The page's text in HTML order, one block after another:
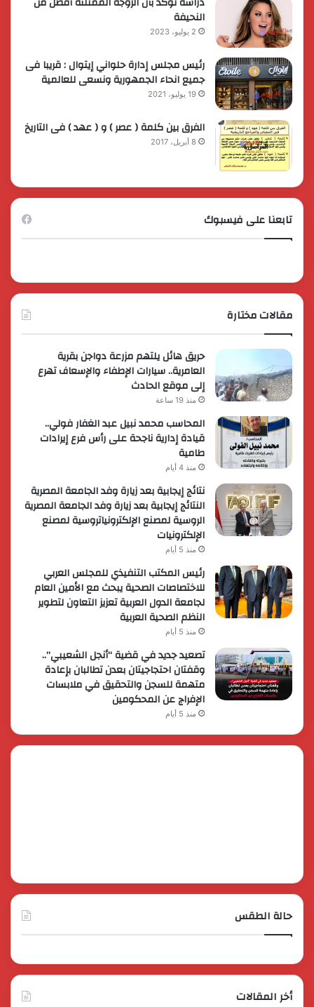
النحيفة
2 يوليو، 2023
رئيس مجلس إدارة حلواني إيتوال : قريبا فى
جميع انحاء الجمهورية ونسعى للعالمية
19 يوليو، 2021
الفرق بين كلمة ( عصر ) و ( عهد ) فى التاريخ
8 أبريل، 2017
تابعنا على فيسبوك
مقالات مختارة
حريق هائل يلتهم مزرعة دواجن بقرية
العامرية.. سيارات الإطفاء والإسعاف تهرع
إلى موقع الحادث
منذ 19 ساعة
المحاسب محمد نبيل عبد الغفار فولي..
قيادة إدارية ناجحة على رأس فرع إيرادات
طامية
منذ 4 أيام
نتائج إيجابية بعد زيارة وفد الجامعة المصرية
النتائج إيجابية بعد زيارة وفد الجامعة المصرية
الروسية لمصنع الإلكترونياتروسية لمصنع
الإلكترونيات
منذ 5 أيام
رئيس المكتب التنفيذي للمجلس العربي
للاختصاصات الصحية يبحث مع الأمين العام
لجامعة الدول العربية تعزيز التعاون لتطوير
النظم الصحية العربية
منذ 5 أيام
تصعيد جديد في قضية “أنجل الشعيبي”..
وقفتان احتجاجيتان بعدن تطالبان بإعادة
متهمة للسجن والتحقيق في ملابسات
الإفراج عن المحكومين
منذ 5 أيام
حالة الطقس
أخر المقالات